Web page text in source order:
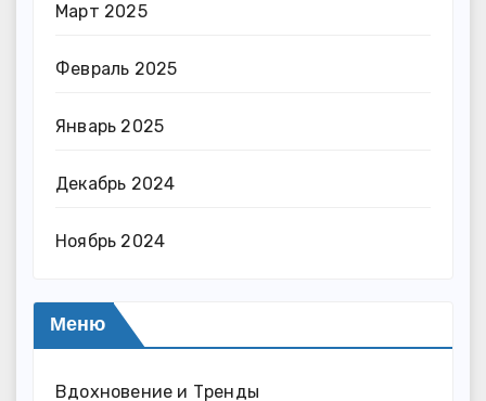
Март 2025
Февраль 2025
Январь 2025
Декабрь 2024
Ноябрь 2024
Меню
Вдохновение и Тренды